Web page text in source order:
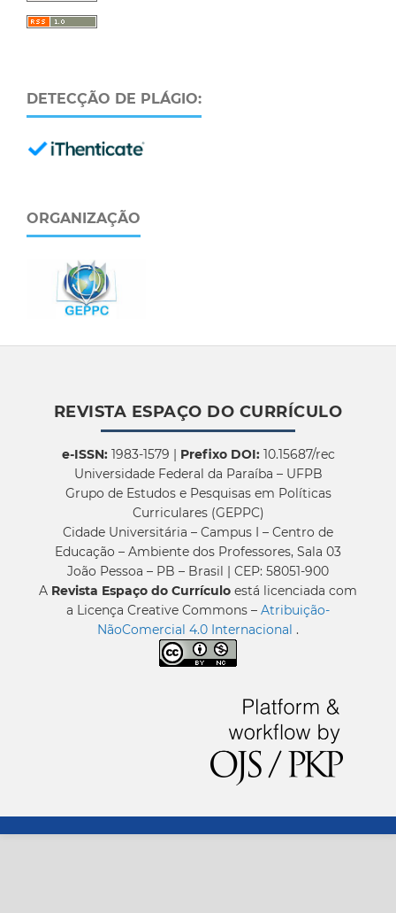
DETECÇÃO DE PLÁGIO:
ORGANIZAÇÃO
REVISTA ESPAÇO DO CURRÍCULO
e-ISSN:1983-1579 | Prefixo DOI:10.15687/rec
Universidade Federal da Paraíba – UFPB
Grupo de Estudos e Pesquisas em Políticas
Curriculares (GEPPC)
Cidade Universitária – Campus I – Centro de
Educação – Ambiente dos Professores, Sala 03
João Pessoa – PB – Brasil | CEP: 58051-900
A Revista Espaço do Currículo está licenciada com
a Licença Creative Commons – Atribuição-
NãoComercial 4.0 Internacional .